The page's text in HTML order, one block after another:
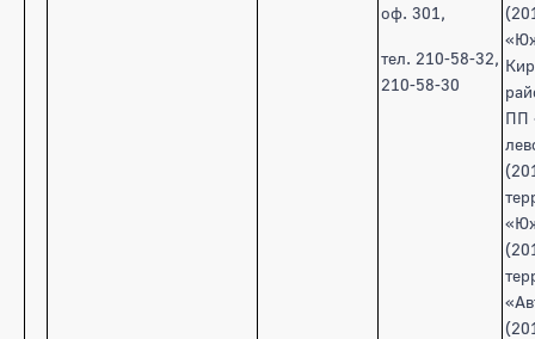
оф. 301,
тел. 210-58-32,
210-58-30
ПП